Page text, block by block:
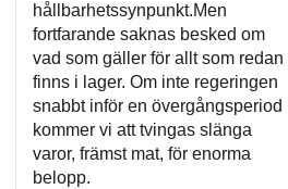
hållbarhetssynpunkt.Men
fortfarande saknas besked om
vad som gäller för allt som redan
finns i lager. Om inte regeringen
snabbt inför en övergångsperiod
kommer vi att tvingas slänga
varor, främst mat, för enorma
belopp.